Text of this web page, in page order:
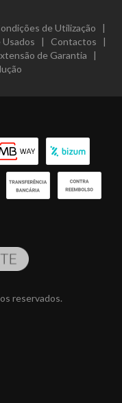
de Utilização |
Usados | Contactos |
de Garantia |
reservados.